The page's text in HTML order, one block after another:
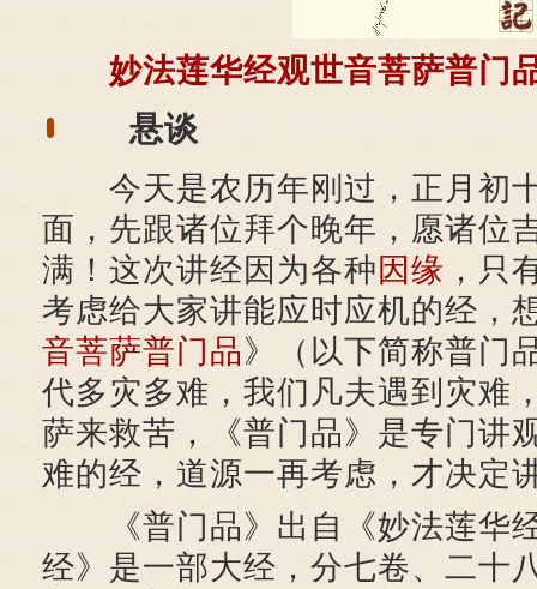
妙法莲华经观世音菩萨普门
悬谈
今天是农历年刚过，正月初
面，先跟诸位拜个晚年，愿诸位
满！这次讲经因为各种 因缘 ，只
考虑给大家讲能应时应机的经，
音菩萨普门品》（以下简称普门
代多灾多难，我们凡夫遇到灾难
萨来救苦，《普门品》是专门讲
难的经，道源一再考虑，才决定
《普门品》出自《妙法莲华
经》是一部大经，分七卷、二十